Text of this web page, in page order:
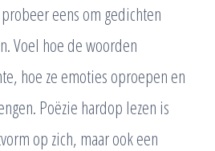
eens om gedichten
Voel hoe de woorden
hoe ze emoties oproepen en
Poëzie hardop lezen is
op zich, maar ook een